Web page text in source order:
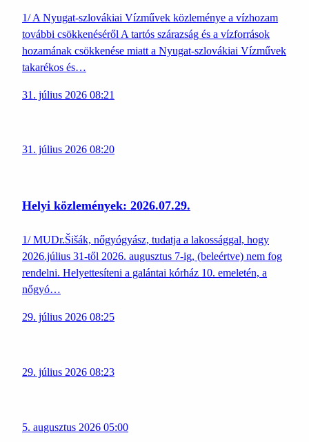
1/ A Nyugat-szlovákiai Vízművek közleménye a vízhozam
további csökkenéséről A tartós szárazság és a vízforrások
hozamának csökkenése miatt a Nyugat-szlovákiai Vízművek
takarékos és…
31. július 2026 08:21
31. július 2026 08:20
Helyi közlemények: 2026.07.29.
1/ MUDr.Šišák, nőgyógyász, tudatja a lakossággal, hogy
2026.július 31-től 2026. augusztus 7-ig, (beleértve) nem fog
rendelni. Helyettesíteni a galántai kórház 10. emeletén, a
nőgyó…
29. július 2026 08:25
29. július 2026 08:23
5. augusztus 2026 05:00